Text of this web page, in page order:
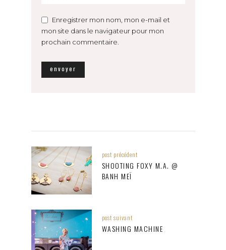
Enregistrer mon nom, mon e-mail et
mon site dans le navigateur pour mon
prochain commentaire.
post précédent
SHOOTING FOXY M.A. @
BANH MEÏ
post suivant
WASHING MACHINE